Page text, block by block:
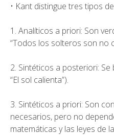
• Kant distingue tres tipos
1. Analíticos a priori: Son
“Todos los solteros son no
2. Sintéticos a posteriori:
“El sol calienta”).
3. Sintéticos a priori: Son
necesarios, pero no
matemáticas y las leyes de